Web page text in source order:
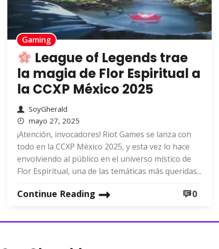
Gaming
League of Legends trae
la magia de Flor Espiritual a
la CCXP México 2025
SoyGherald
mayo 27, 2025
¡Atención, invocadores! Riot Games se lanza con
todo en la CCXP México 2025, y esta vez lo hace
envolviendo al público en el universo místico de
Flor Espiritual, una de las temáticas más queridas...
Continue Reading 0